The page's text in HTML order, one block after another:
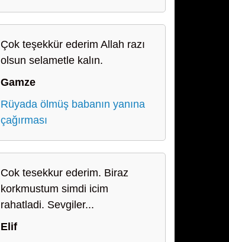
Çok teşekkür ederim Allah razı
olsun selametle kalın.
Gamze
Rüyada ölmüş babanın yanına
çağırması
Cok tesekkur ederim. Biraz
korkmustum simdi icim
rahatladi. Sevgiler...
Elif